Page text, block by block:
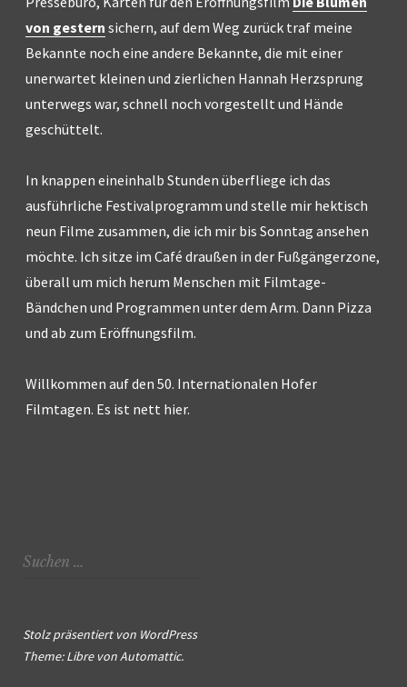
von gestern sichern, auf dem Weg zurück traf meine
Bekannte noch eine andere Bekannte, die mit einer
unerwartet kleinen und zierlichen Hannah Herzsprung
unterwegs war, schnell noch vorgestellt und Hände
geschüttelt.
In knappen eineinhalb Stunden überfliege ich das
ausführliche Festivalprogramm und stelle mir hektisch
neun Filme zusammen, die ich mir bis Sonntag ansehen
möchte. Ich sitze im Café draußen in der Fußgängerzone,
überall um mich herum Menschen mit Filmtage-
Bändchen und Programmen unter dem Arm. Dann Pizza
und ab zum Eröffnungsfilm.
Willkommen auf den 50. Internationalen Hofer
Filmtagen. Es ist nett hier.
Suchen
Stolz präsentiert von WordPress
Theme: Libre vonAutomattic.